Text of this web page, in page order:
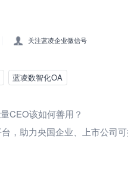
关注蓝凌企业微信号
蓝凌数智化OA
CEO该如何善用？
，助力央国企业、上市公司